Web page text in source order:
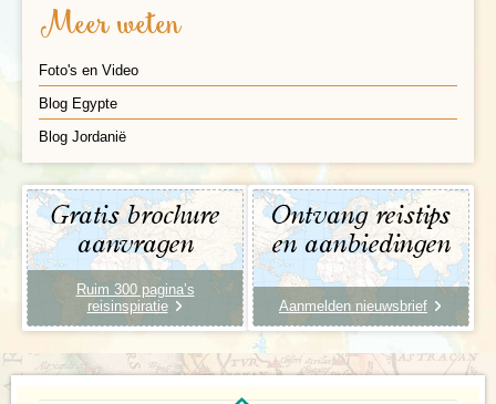
Meer weten
Foto's en Video
Blog Egypte
Blog Jordanië
Gratis brochure
aanvragen
Ruim 300 pagina’s
reisinspiratie
Ontvang reistips
en aanbiedingen
Aanmelden nieuwsbrief